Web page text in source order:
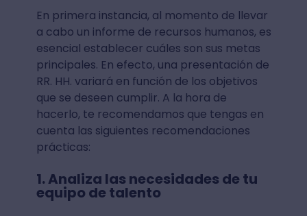
En primera instancia, al momento de llevar
a cabo un informe de recursos humanos, es
esencial establecer cuáles son sus metas
principales. En efecto, una presentación de
RR. HH. variará en función de los objetivos
que se deseen cumplir. A la hora de
hacerlo, te recomendamos que tengas en
cuenta las siguientes recomendaciones
prácticas:
1. Analiza las necesidades de tu
equipo de talento